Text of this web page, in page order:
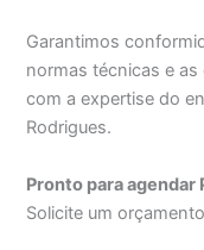
Garantimos
normas técnicas e
com a expertise do
Rodrigues.
Pronto para
Solicite um